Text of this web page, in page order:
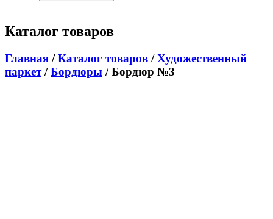
Каталог товаров
Главная /Каталог товаров /Художественный
паркет/Бордюры / Бордюр №3